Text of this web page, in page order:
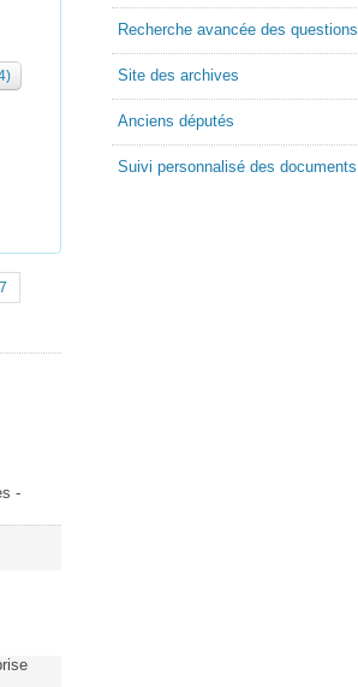
-
Recherche avancée des questions
Site des archives
Anciens députés
Suivi personnalisé des documents